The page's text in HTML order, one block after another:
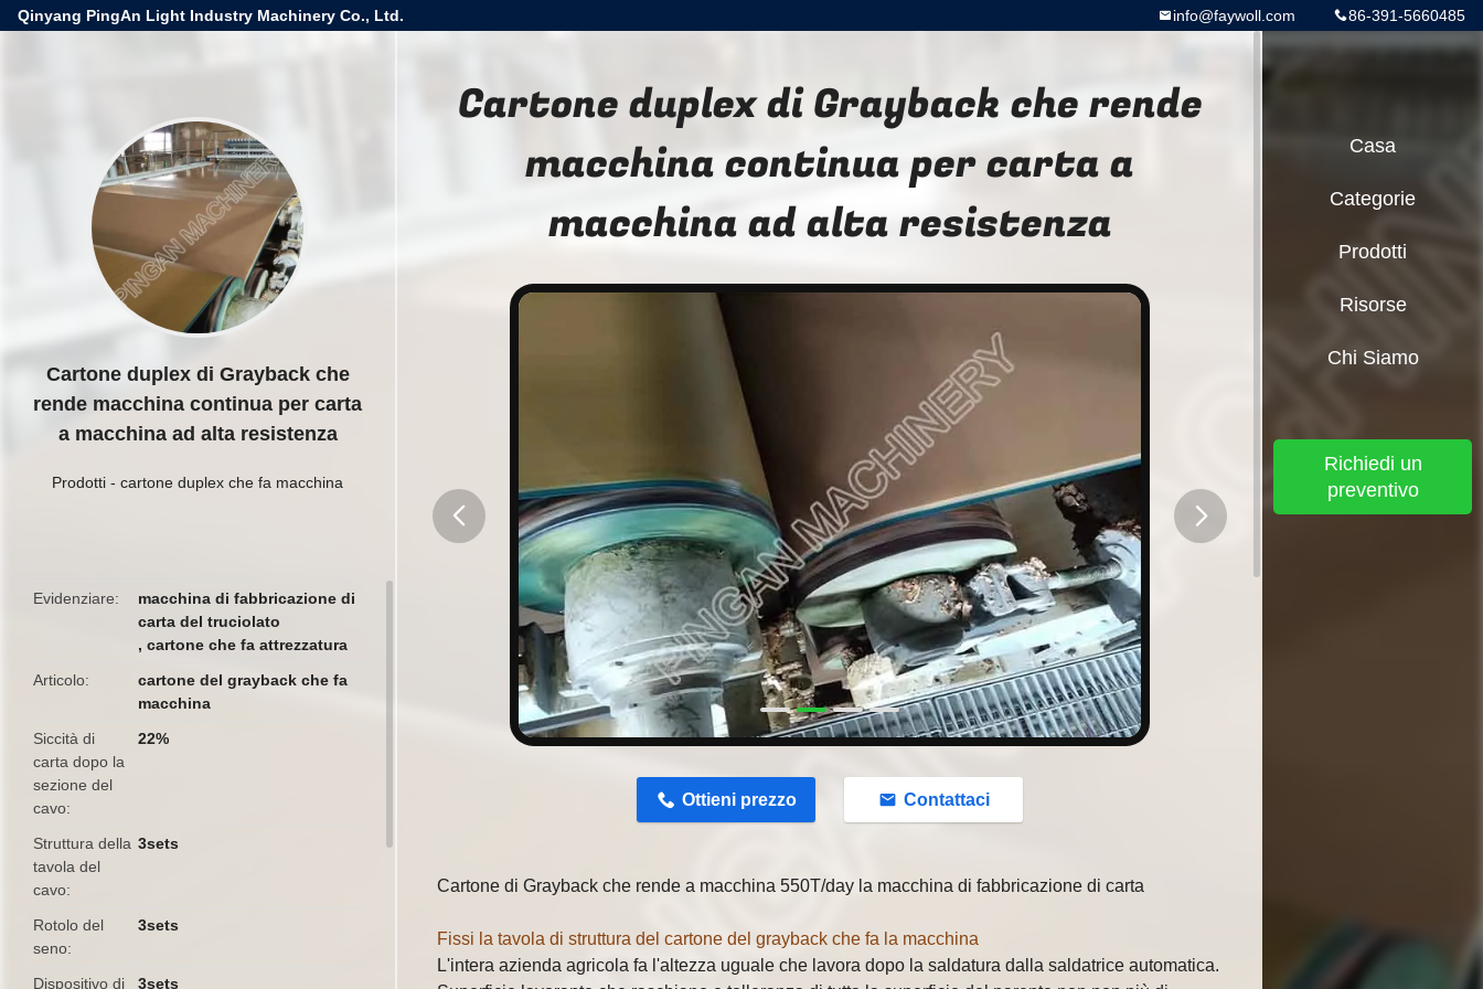
Qinyang PingAn Light Industry Machinery Co., Ltd. 86-391-5660485
info@faywoll.com
Cartone duplex di Grayback che
rende macchina continua per carta
a macchina ad alta resistenza
Prodotti - cartone duplex che fa macchina
Evidenziare
macchina di fabbricazione di
carta del truciolato
,cartone che fa attrezzatura
Articolo
cartone del grayback che fa
macchina
Siccità di
carta dopo la
sezione del
cavo
22%
Struttura della
tavola del
cavo
3sets
Rotolo del
seno
3sets
Dispositivo di 3sets
Cartone duplex di Grayback che rende
macchina continua per carta a
macchina ad alta resistenza
Ottieni prezzo Contattaci
Cartone di Grayback che rende a macchina 550T/day la macchina di fabbricazione di carta
Fissi la tavola di struttura del cartone del grayback che fa la macchina
L'intera azienda agricola fa l'altezza uguale che lavora dopo la saldatura dalla saldatrice automatica.
Casa
Categorie
Prodotti
Risorse
Chi Siamo
Richiedi un
preventivo